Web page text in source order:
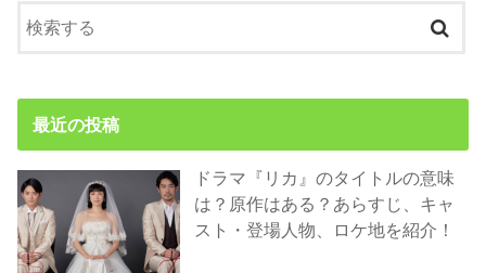
最近の投稿
ドラマ『リカ』のタイトルの意味
は？原作はある？あらすじ、キャ
スト・登場人物、ロケ地を紹介！